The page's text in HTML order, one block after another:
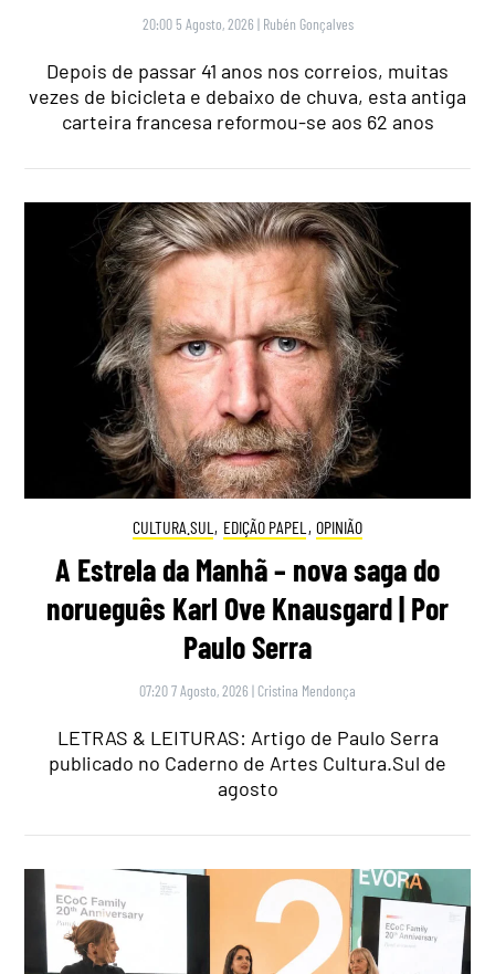
20:00 5 Agosto, 2026 | Rubén Gonçalves
Depois de passar 41 anos nos correios, muitas
vezes de bicicleta e debaixo de chuva, esta antiga
carteira francesa reformou-se aos 62 anos
CULTURA.SUL , EDIÇÃO PAPEL , OPINIÃO
A Estrela da Manhã – nova saga do
norueguês Karl Ove Knausgard | Por
Paulo Serra
07:20 7 Agosto, 2026 | Cristina Mendonça
LETRAS & LEITURAS: Artigo de Paulo Serra
publicado no Caderno de Artes Cultura.Sul de
agosto